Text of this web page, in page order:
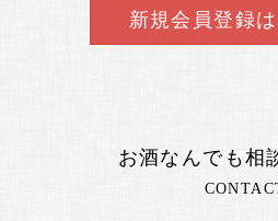
新規会員登録
お酒なんでも相